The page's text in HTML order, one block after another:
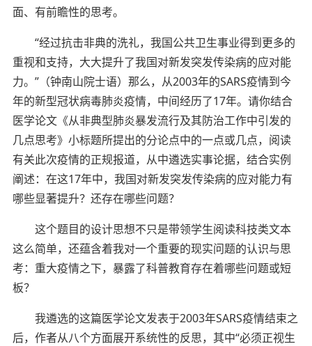
面、有前瞻性的思考。
“经过抗击非典的洗礼，我国公共卫生事业得到更多的
重视和支持，大大提升了我国对新发突发传染病的应对能
力。”（钟南山院士语）那么，从2003年的SARS疫情到今
年的新型冠状病毒肺炎疫情，中间经历了17年。请你结合
医学论文《从非典型肺炎暴发流行及其防治工作中引发的
几点思考》小标题所提出的分论点中的一点或几点，阅读
有关此次疫情的正规报道，从中遴选实事论据，结合实例
阐述：在这17年中，我国对新发突发传染病的应对能力有
哪些显著提升？还存在哪些问题？
这个题目的设计思想不只是带领学生阅读科技类文本
这么简单，还蕴含着我对一个重要的现实问题的认识与思
考：重大疫情之下，暴露了科普教育存在着哪些问题或短
板？
我遴选的这篇医学论文发表于2003年SARS疫情结束之
后，作者从八个方面展开系统性的反思，其中“必须正视生